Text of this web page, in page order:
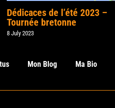
Dédicaces de l’été 2023 –
Tournée bretonne
8 July 2023
Mon Blog Ma Bio